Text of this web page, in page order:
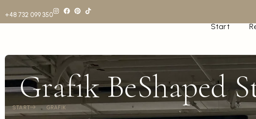
+48 732 099 350
Start
Grafik BeShaped
START GRAFIK